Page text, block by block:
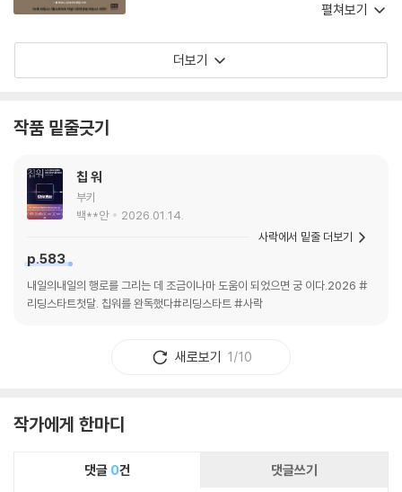
펼쳐보기
더보기
작품 밑줄긋기
칩 워
부키
백**안
2026.01.14.
p.583
내일의내일의 행로를 그리는 데 조금이나마 도움이 되었으면 궁 이다.2026 #
리딩스타트첫달. 칩워를 완독했다#리딩스타트 #사락
사락에서 밑줄 더보기
새로보기 1/10
작가에게 한마디
댓글 0건 댓글쓰기